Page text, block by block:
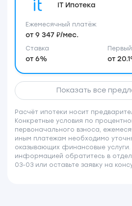
IT Ипотека
Ставка
от 6% от
Ежемесячный платёж
от 9 347 ₽/мес.
Показать все
Расчёт ипотеки носит
Конкретные условия по
первоначального взноса,
иным платежам необходимо
оказывающих финансовые услуги.
информацией обратитесь в
03-03 или оставьте заявку на